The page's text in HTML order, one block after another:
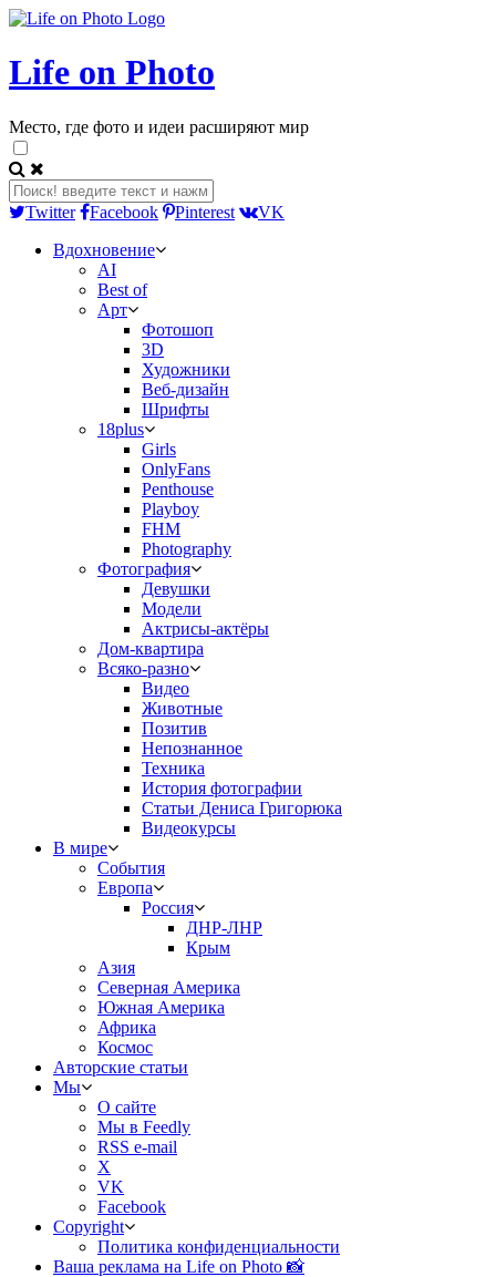
Life on Photo
Место, где фото и идеи расширяют мир
Twitter Facebook Pinterest
VK
Вдохновение
AI
Best of
Арт
Фотошоп
3D
Художники
Веб-дизайн
Шрифты
18plus
Girls
OnlyFans
Penthouse
Playboy
FHM
Photography
Фотография
Девушки
Модели
Актрисы-актёры
Дом-квартира
Всяко-разно
Видео
Животные
Позитив
Непознанное
Техника
История фотографии
Статьи Дениса Григорюка
Видеокурсы
В мире
События
Европа
Россия
ДНР-ЛНР
Крым
Азия
Северная Америка
Южная Америка
Африка
Космос
Авторские статьи
Мы
О сайте
Мы в Feedly
RSS e-mail
X
VK
Facebook
Copyright
Политика конфиденциальности
Ваша реклама на Life on Photo 📸